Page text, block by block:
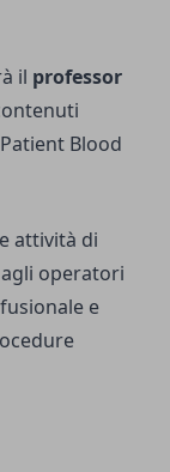
il professor
Blood
attività di
operatori
e